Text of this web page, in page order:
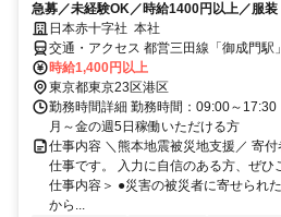
急募／未経験OK／時給1400円以上／服
日本赤十字社 本社
交通・アクセス 都営三田線「御成門駅
浅草線・大江戸線「大門駅」A6出口よ
東北線「浜松町駅」北口より徒歩約7分
時給1,400円以上
東京都東京23区港区
勤務時間詳細 勤務時間：09:00～17:30
月～金の週5日稼働いただける方
仕事内容 ＼熊本地震被災地支援／ 寄
仕事です。 入力に自信のある方、ぜひ
仕事内容＞ ●災害の被災者に寄せられ
から...